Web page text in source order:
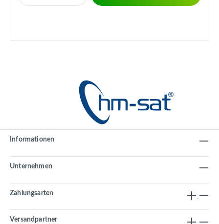
Informationen
Unternehmen
Zahlungsarten
Versandpartner